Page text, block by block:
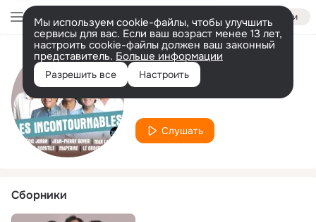
Войти
Мы используем cookie-файлы, чтобы улучшить
сервисы для вас. Если ваш возраст менее 13 лет,
настроить cookie-файлы должен ваш законный
представитель. Больше информации
Разрешить все Настроить
Исполнитель
Yves eve
Слушать
Сборники